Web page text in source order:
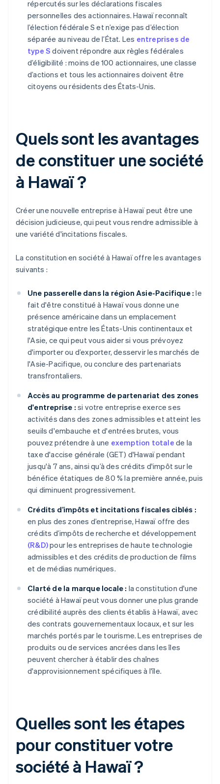
répercutés sur les déclarations fiscales
personnelles des actionnaires. Hawaï reconnaît
l’élection fédérale S et n’exige pas d’élection
séparée au niveau de l’État. Les entreprises de
type S doivent répondre aux règles fédérales
d’éligibilité : moins de 100 actionnaires, une classe
d’actions et tous les actionnaires doivent être
citoyens ou résidents des États-Unis.
Quels sont les avantages
de constituer une société
à Hawaï ?
Créer une nouvelle entreprise à Hawaï peut être une
décision judicieuse, qui peut vous rendre admissible à
une variété d'incitations fiscales.
La constitution en société à Hawaï offre les avantages
suivants :
Une passerelle dans la région Asie-Pacifique : le
fait d'être constitué à Hawaï vous donne une
présence américaine dans un emplacement
stratégique entre les États-Unis continentaux et
l'Asie, ce qui peut vous aider si vous prévoyez
d'importer ou d’exporter, desservir les marchés de
l'Asie-Pacifique, ou conclure des partenariats
transfrontaliers.
Accès au programme de partenariat des zones
d'entreprise : si votre entreprise exerce ses
activités dans des zones admissibles et atteint les
seuils d'embauche et d'entrées brutes, vous
pouvez prétendre à une exemption totale de la
taxe d'accise générale (GET) d'Hawaï pendant
jusqu'à 7 ans, ainsi qu’à des crédits d'impôt sur le
bénéfice étatiques de 80 % la première année, puis
qui diminuent progressivement.
Crédits d’impôts et incitations fiscales ciblés :
en plus des zones d’entreprise, Hawaï offre des
crédits d’impôts de recherche et développement
(R&D)pour les entreprises de haute technologie
admissibles et des crédits de production de films
et de médias numériques.
Clarté de la marque locale : la constitution d'une
société à Hawaï peut vous donner une plus grande
crédibilité auprès des clients établis à Hawaï, avec
des contrats gouvernementaux locaux, et sur les
marchés portés par le tourisme. Les entreprises de
produits ou de services ancrées dans les îles
peuvent chercher à établir des chaînes
d'approvisionnement spécifiques à l'île.
Quelles sont les étapes
pour constituer votre
société à Hawaï ?